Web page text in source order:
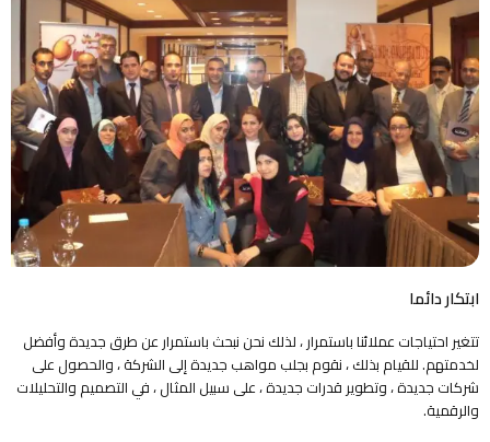
ابتكار دائما
تتغير احتياجات عملائنا باستمرار ، لذلك نحن نبحث باستمرار عن طرق جديدة وأفضل
لخدمتهم. للقيام بذلك ، نقوم بجلب مواهب جديدة إلى الشركة ، والحصول على
شركات جديدة ، وتطوير قدرات جديدة ، على سبيل المثال ، في التصميم والتحليلات
والرقمية.